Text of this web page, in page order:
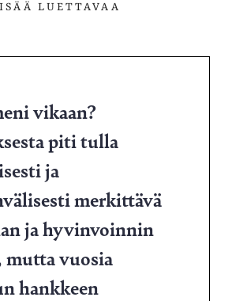
LUETTAVAA
vikaan?
piti tulla
ja
merkittävä
ja hyvinvoinnin
mutta vuosia
hankkeen